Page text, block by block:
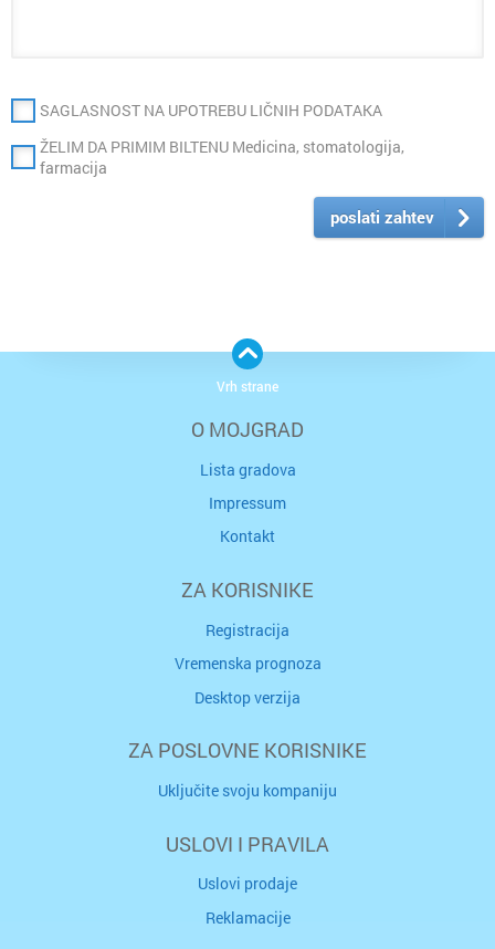
SAGLASNOST NA UPOTREBU LIČNIH PODATAKA
ŽELIM DA PRIMIM BILTENU Medicina, stomatologija,
farmacija
poslati zahtev
O MOJGRAD
Lista gradova
Impressum
Kontakt
ZA KORISNIKE
Registracija
Vremenska prognoza
Desktop verzija
ZA POSLOVNE KORISNIKE
Uključite svoju kompaniju
USLOVI I PRAVILA
Uslovi prodaje
Reklamacije
Vrh strane